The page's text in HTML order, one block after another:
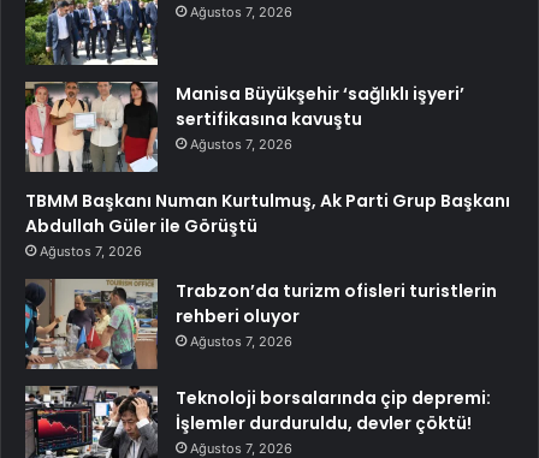
Ağustos 7, 2026
Manisa Büyükşehir ‘sağlıklı işyeri’
sertifikasına kavuştu
Ağustos 7, 2026
TBMM Başkanı Numan Kurtulmuş, Ak Parti Grup Başkanı
Abdullah Güler ile Görüştü
Ağustos 7, 2026
Trabzon’da turizm ofisleri turistlerin
rehberi oluyor
Ağustos 7, 2026
Teknoloji borsalarında çip depremi:
İşlemler durduruldu, devler çöktü!
Ağustos 7, 2026